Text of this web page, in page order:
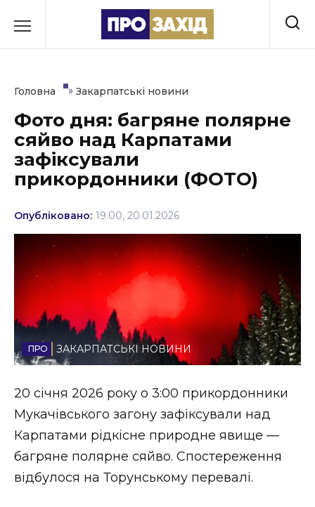
до
Культура
Освіта
Політика
Соціум
Стиль життя
Втрачений Ужгород
Втрачений Ужгород (відеоверсія)
ЗАКАРПАТСЬКІ НОВИНИ
Головна » Закарпатські новини
Фото дня: багряне полярне
сяйво над Карпатами
зафіксували
прикордонники (ФОТО)
Опубліковано: 19:00, 20.01.2026
ЗАКАРПАТСЬКІ НОВИНИ
20 січня 2026 року о 3:00 прикордонники
Мукачівського загону зафіксували над
Карпатами рідкісне природне явище —
багряне полярне сяйво. Спостереження
відбулося на Торунському перевалі.